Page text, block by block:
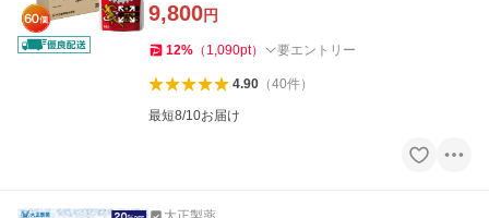
9,800円
12% （ 1,090pt） 要エントリー
4.90（40件）
最短8/10お届け